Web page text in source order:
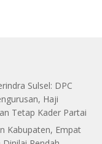
Sulsel: DPC
Haji
Tetap Kader Partai
Kabupaten, Empat